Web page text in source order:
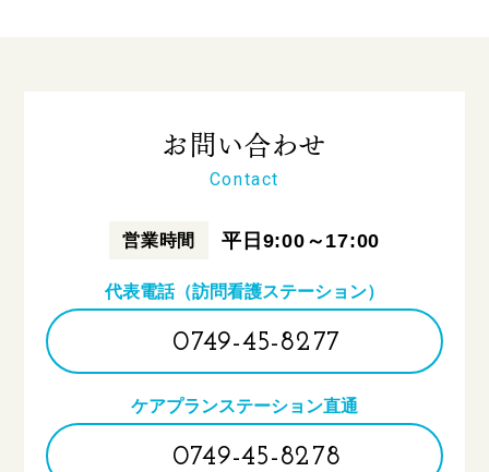
お問い合わせ
Contact
営業時間 平日9:00～17:00
代表電話（訪問看護ステーション）
0749-45-8277
ケアプランステーション直通
0749-45-8278